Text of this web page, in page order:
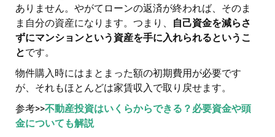
ありません。やがてローンの返済が終われば、そのま
ま自分の資産になります。つまり、
自己資金を減らさ
ずにマンションという資産を手に入れられるというこ
とです。
物件購入時にはまとまった額の初期費用が必要です
が、それもほとんどは家賃収入で取り戻せます。
参考>>不動産投資はいくらからできる？必要資金や頭
金についても解説